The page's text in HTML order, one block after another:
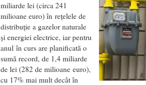
miliarde lei (circa 241
milioane euro) în rețelele de
distribuție a gazelor naturale
și energiei electrice, iar pentru
anul în curs are planificată o
sumă record, de 1,4 miliarde
de lei (282 de milioane euro),
cu 17% mai mult decât în